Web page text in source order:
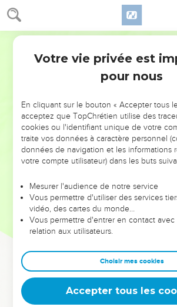
NE MANQUEZ PAS
DE L’ANNÉE !
ET SI LEURS ERREURS POUVAIENT
VOTRES ?
leur foi ou leur vision. Mais on voit moins les
et les saisons difficiles qu'ils ont traversés,
sont elles qui les ont
Dans cette conférence, leaders,
clés pour avancer avec plus de sagesse
deviennent vos tremplins. Que vous
équipe, un groupe ou une famille, leur
Votre vie privée est
pour nous
En cliquant sur le bouton « Accepter tous
acceptez que TopChrétien utilise des
cookies ou l'identifiant unique de votre
traite vos données à caractère personnel
données de navigation et les informations
votre compte utilisateur) dans les buts
Mesurer l'audience de notre service
Vous permettre d'utiliser des services
vidéo, des cartes du monde…
Vous permettre d'entrer en contact
relation aux utilisateurs.
Choisir mes cookies
Accepter tous les